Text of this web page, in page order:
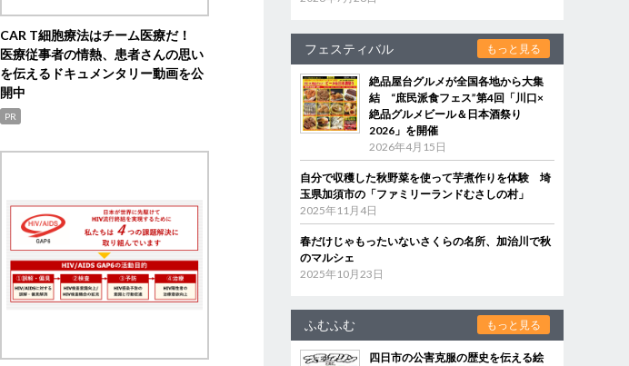
CAR T細胞療法はチーム医療だ！
医療従事者の情熱、患者さんの思い
を伝えるドキュメンタリー動画を公
開中
PR
フェスティバル もっと見る
絶品屋台グルメが全国各地から大集
結 “庶民派食フェス”第4回「川口×
絶品グルメビール＆日本酒祭り
2026」を開催
2026年4月15日
自分で収穫した秋野菜を使って芋煮作りを体験 埼
玉県加須市の「ファミリーランドむさしの村」
2025年11月4日
春だけじゃもったいないさくらの名所、加治川で秋
のマルシェ
2025年10月23日
ふむふむ もっと見る
四日市の公害克服の歴史を伝える絵